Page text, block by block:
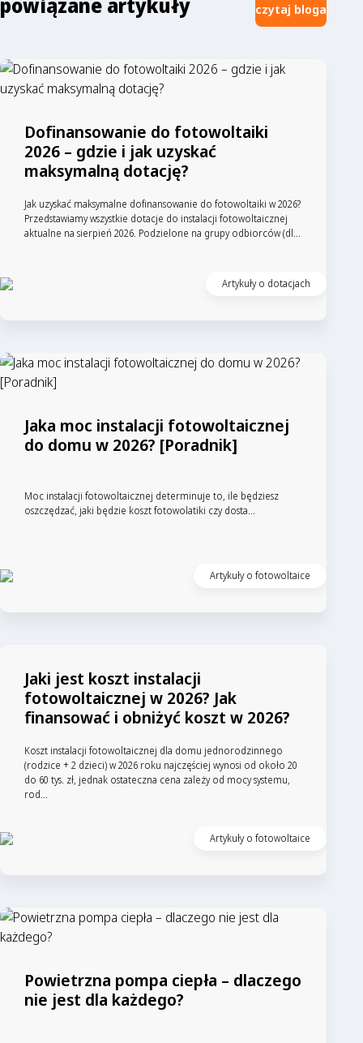
powiązane artykuły czytaj bloga
Dofinansowanie do fotowoltaiki
2026 – gdzie i jak uzyskać
maksymalną dotację?
Jak uzyskać maksymalne dofinansowanie do fotowoltaiki w 2026?
Przedstawiamy wszystkie dotacje do instalacji fotowoltaicznej
aktualne na sierpień 2026. Podzielone na grupy odbiorców (dl...
Artykuły o dotacjach
Jaka moc instalacji fotowoltaicznej
do domu w 2026? [Poradnik]
Moc instalacji fotowoltaicznej determinuje to, ile będziesz
oszczędzać, jaki będzie koszt fotowolatiki czy dosta...
Artykuły o fotowoltaice
Jaki jest koszt instalacji
fotowoltaicznej w 2026? Jak
finansować i obniżyć koszt w 2026?
Koszt instalacji fotowoltaicznej dla domu jednorodzinnego
(rodzice + 2 dzieci) w 2026 roku najczęściej wynosi od około 20
do 60 tys. zł, jednak ostateczna cena zależy od mocy systemu,
rod...
Artykuły o fotowoltaice
Powietrzna pompa ciepła – dlaczego
nie jest dla każdego?